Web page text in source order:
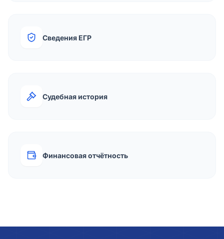
Сведения ЕГР
Судебная история
Финансовая отчётность